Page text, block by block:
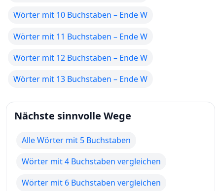
Wörter mit 10 Buchstaben – Ende W
Wörter mit 11 Buchstaben – Ende W
Wörter mit 12 Buchstaben – Ende W
Wörter mit 13 Buchstaben – Ende W
Nächste sinnvolle Wege
Alle Wörter mit 5 Buchstaben
Wörter mit 4 Buchstaben vergleichen
Wörter mit 6 Buchstaben vergleichen